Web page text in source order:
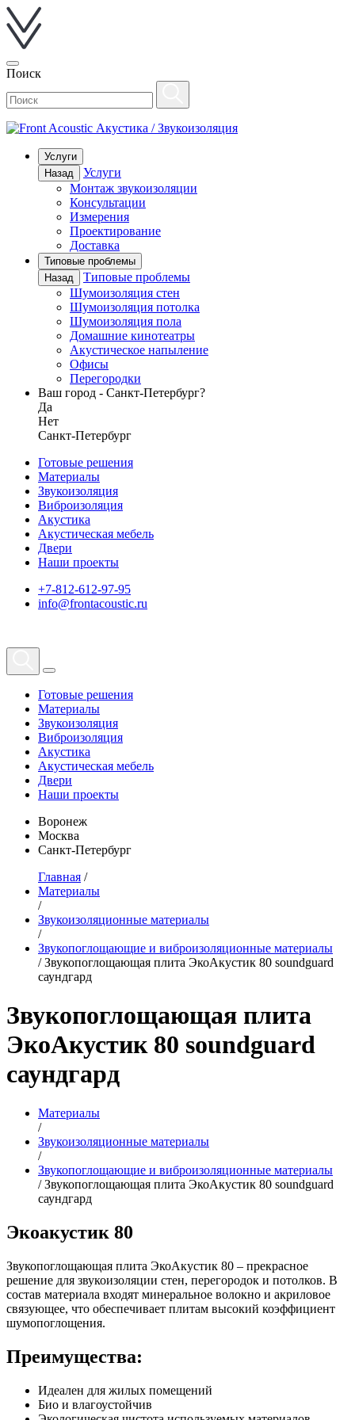
Поиск
Акустика / Звукоизоляция
Услуги
Назад
Услуги
Монтаж звукоизоляции
Консультации
Измерения
Проектирование
Доставка
Типовые проблемы
Назад
Типовые проблемы
Шумоизоляция стен
Шумоизоляция потолка
Шумоизоляция пола
Домашние кинотеатры
Акустическое напыление
Офисы
Перегородки
Ваш город - Санкт-Петербург?
Да
Нет
Санкт-Петербург
Готовые решения
Материалы
Звукоизоляция
Виброизоляция
Акустика
Акустическая мебель
Двери
Наши проекты
+7-812-612-97-95
info@frontacoustic.ru
Готовые решения
Материалы
Звукоизоляция
Виброизоляция
Акустика
Акустическая мебель
Двери
Наши проекты
Воронеж
Москва
Санкт-Петербург
Главная /
Материалы
/
Звукоизоляционные материалы
/
Звукопоглощающие и виброизоляционные материалы
/Звукопоглощающая плита ЭкоАкустик 80 soundguard
саундгард
Звукопоглощающая плита
ЭкоАкустик 80 soundguard
саундгард
Материалы
/
Звукоизоляционные материалы
/
Звукопоглощающие и виброизоляционные материалы
/Звукопоглощающая плита ЭкоАкустик 80 soundguard
саундгард
Экоакустик 80
Звукопоглощающая плита ЭкоАкустик 80 – прекрасное
решение для звукоизоляции стен, перегородок и потолков. В
состав материала входят минеральное волокно и акриловое
связующее, что обеспечивает плитам высокий коэффициент
шумопоглощения.
Преимущества:
Идеален для жилых помещений
Био и влагоустойчив